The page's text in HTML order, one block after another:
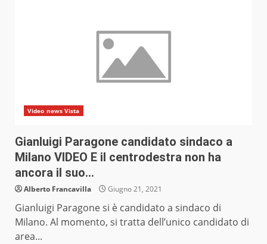
Video news Vista
Gianluigi Paragone candidato sindaco a
Milano VIDEO E il centrodestra non ha
ancora il suo…
Alberto Francavilla Giugno 21, 2021
Gianluigi Paragone si è candidato a sindaco di
Milano. Al momento, si tratta dell’unico candidato di
area...